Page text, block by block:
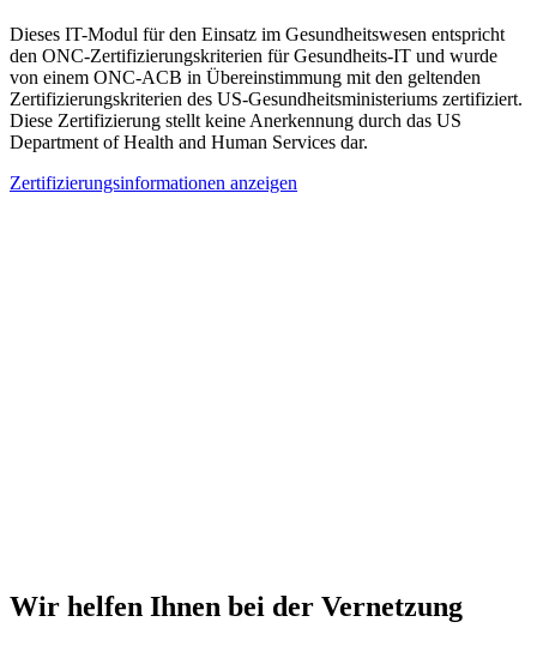
Dieses IT-Modul für den Einsatz im Gesundheitswesen entspricht
den ONC-Zertifizierungskriterien für Gesundheits-IT und wurde
von einem ONC-ACB in Übereinstimmung mit den geltenden
Zertifizierungskriterien des US-Gesundheitsministeriums zertifiziert.
Diese Zertifizierung stellt keine Anerkennung durch das US
Department of Health and Human Services dar.
Zertifizierungsinformationen anzeigen
Wir helfen Ihnen bei der Vernetzung